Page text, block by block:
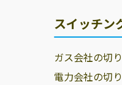
株式会社白木屋
大垣
株式会社大合商
大垣
スイッチン
ガス会社の切
電力会社の切